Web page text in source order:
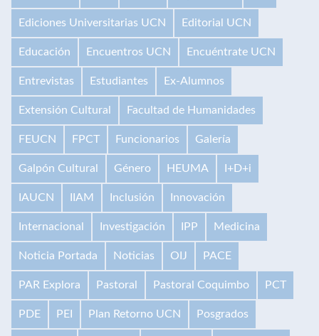
Ediciones Universitarias UCN Editorial UCN
Educación Encuentros UCN Encuéntrate UCN
Entrevistas Estudiantes Ex-Alumnos
Extensión Cultural Facultad de Humanidades
FEUCN FPCT Funcionarios Galería
Galpón Cultural Género HEUMA I+D+i
IAUCN IIAM Inclusión Innovación
Internacional Investigación IPP Medicina
Noticia Portada Noticias OIJ PACE
PAR Explora Pastoral Pastoral Coquimbo PCT
PDE PEI Plan Retorno UCN Posgrados